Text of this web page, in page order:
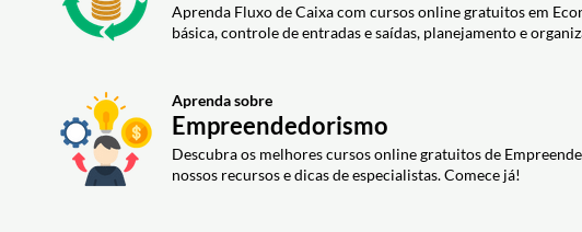
Aprenda Fluxo de Caixa com cursos online gratuitos em
básica, controle de entradas e saídas, planejamento e
Aprenda sobre
Empreendedorismo
Descubra os melhores cursos online gratuitos de
nossos recursos e dicas de especialistas. Comece já!